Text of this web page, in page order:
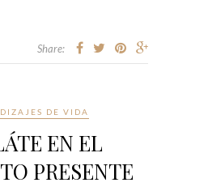
Share:
DE VIDA
EN EL
PRESENTE